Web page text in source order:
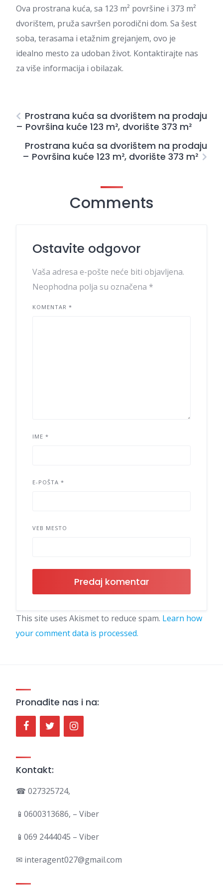
Ova prostrana kuća, sa 123 m² površine i 373 m²
dvorištem, pruža savršen porodični dom. Sa šest
soba, terasama i etažnim grejanjem, ovo je
idealno mesto za udoban život. Kontaktirajte nas
za više informacija i obilazak.
Prostrana kuća sa dvorištem na prodaju
– Površina kuće 123 m², dvorište 373 m²
Prostrana kuća sa dvorištem na prodaju
– Površina kuće 123 m², dvorište 373 m²
Comments
Ostavite odgovor
Vaša adresa e-pošte neće biti objavljena.
Neophodna polja su označena *
KOMENTAR *
IME *
E-POŠTA *
VEB MESTO
This site uses Akismet to reduce spam. Learn how
your comment data is processed.
Pronađite nas i na:
Kontakt:
☎ 027325724,
📱0600313686, – Viber
📱069 2444045 – Viber
✉ interagent027@gmail.com